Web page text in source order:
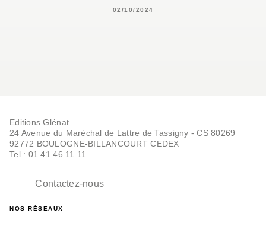
02/10/2024
Editions Glénat
24 Avenue du Maréchal de Lattre de Tassigny - CS 80269
92772 BOULOGNE-BILLANCOURT CEDEX
Tel : 01.41.46.11.11
Contactez-nous
NOS RÉSEAUX